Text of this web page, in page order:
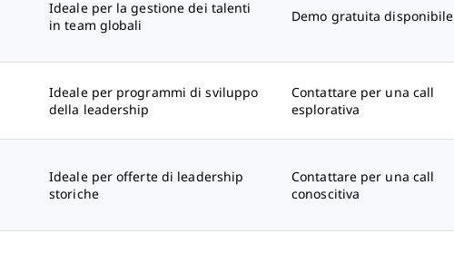
Ideale per la gestione dei talenti
in team globali
Demo gratuita disponibile
Ideale per programmi di sviluppo
della leadership
Contattare per una call
esplorativa
Ideale per offerte di leadership
storiche
Contattare per una call
conoscitiva